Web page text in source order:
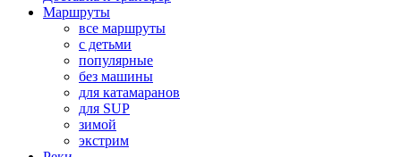
Маршруты
все маршруты
с детьми
популярные
без машины
для катамаранов
для SUP
зимой
экстрим